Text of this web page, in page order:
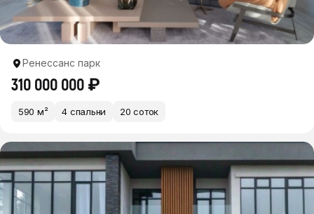
Ренессанс парк
310 000 000 ₽
590 м² 4 спальни 20 соток